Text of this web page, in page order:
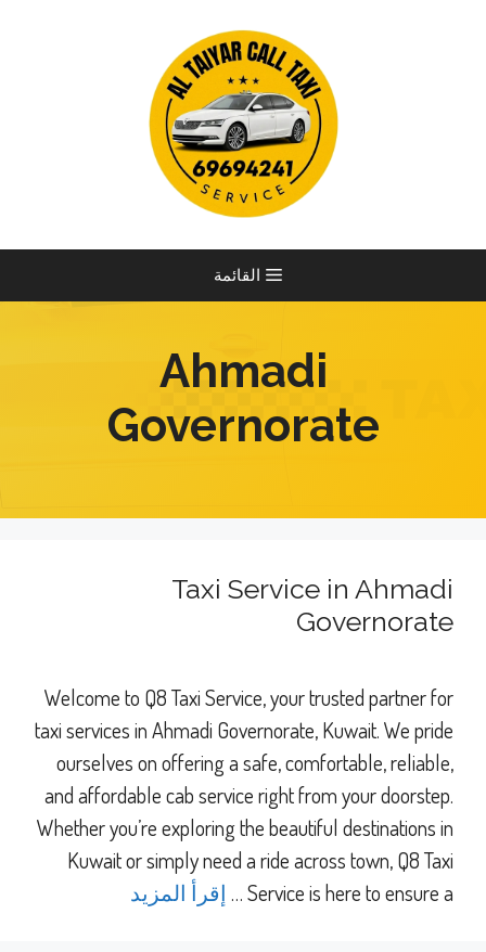
القائمة
Ahmadi
Governorate
Taxi Service in Ahmadi
Governorate
Welcome to Q8 Taxi Service, your trusted partner for
taxi services in Ahmadi Governorate, Kuwait. We pride
ourselves on offering a safe, comfortable, reliable,
and affordable cab service right from your doorstep.
Whether you’re exploring the beautiful destinations in
Kuwait or simply need a ride across town, Q8 Taxi
Service is here to ensure a …
إقرأ المزيد